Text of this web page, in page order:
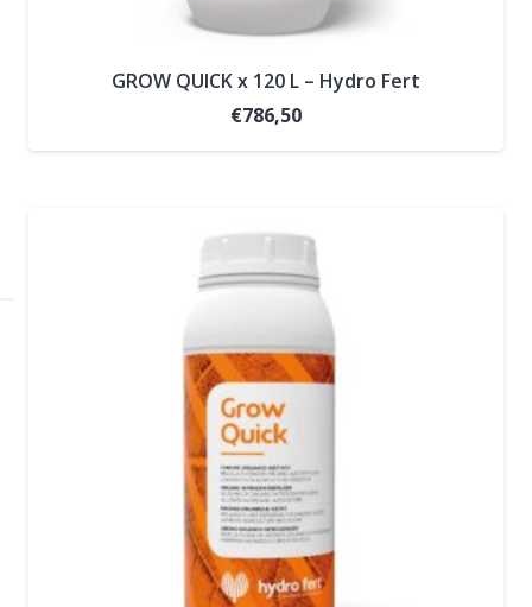
GROW QUICK x 120 L – Hydro Fert
€786,50